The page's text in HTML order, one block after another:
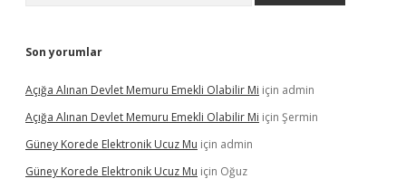
Son yorumlar
Açığa Alınan Devlet Memuru Emekli Olabilir Mi için admin
Açığa Alınan Devlet Memuru Emekli Olabilir Mi için Şermin
Güney Korede Elektronik Ucuz Mu için admin
Güney Korede Elektronik Ucuz Mu için Oğuz